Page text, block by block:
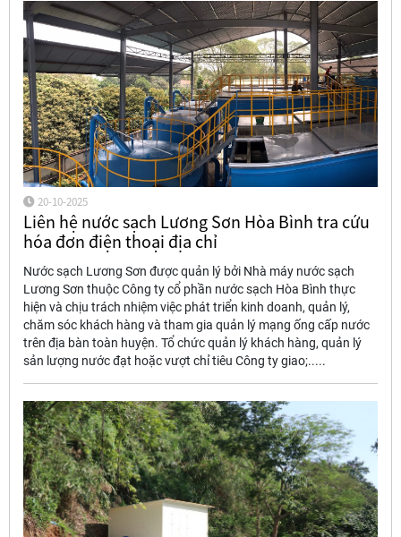
20-10-2025
Liên hệ nước sạch Lương Sơn Hòa Bình tra cứu
hóa đơn điện thoại địa chỉ
Nước sạch Lương Sơn được quản lý bởi Nhà máy nước sạch
Lương Sơn thuộc Công ty cổ phần nước sạch Hòa Bình thực
hiện và chịu trách nhiệm việc phát triển kinh doanh, quản lý,
chăm sóc khách hàng và tham gia quản lý mạng ống cấp nước
trên địa bàn toàn huyện. Tổ chức quản lý khách hàng, quản lý
sản lượng nước đạt hoặc vượt chỉ tiêu Công ty giao;.....